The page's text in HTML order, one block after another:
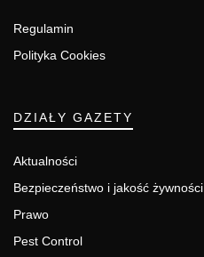
Regulamin
Polityka Cookies
DZIAŁY GAZETY
Aktualności
Bezpieczeństwo i jakość żywności
Prawo
Pest Control